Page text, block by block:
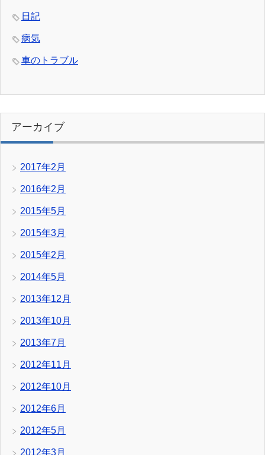
日記
病気
車のトラブル
アーカイブ
2017年2月
2016年2月
2015年5月
2015年3月
2015年2月
2014年5月
2013年12月
2013年10月
2013年7月
2012年11月
2012年10月
2012年6月
2012年5月
2012年3月